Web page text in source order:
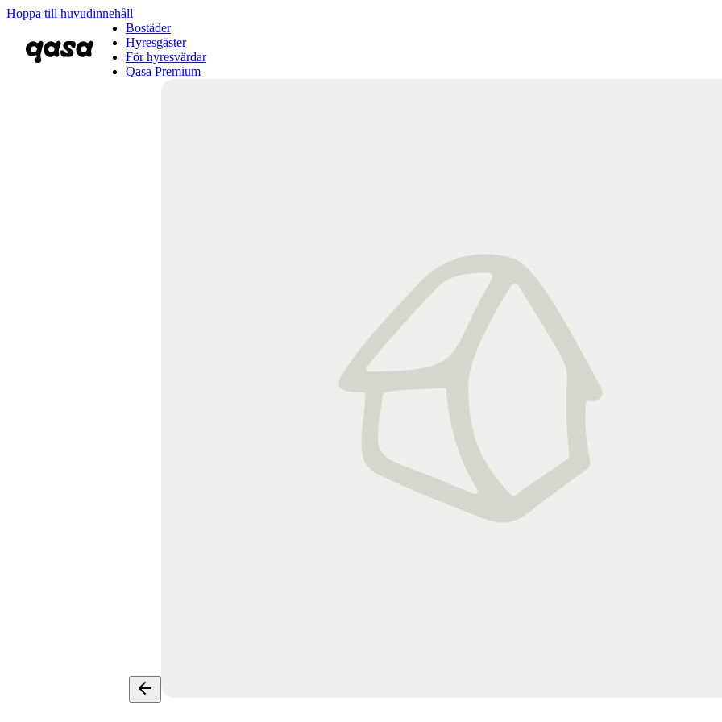
Hoppa till huvudinnehåll
Bostäder
Hyresgäster
För hyresvärdar
Qasa Premium